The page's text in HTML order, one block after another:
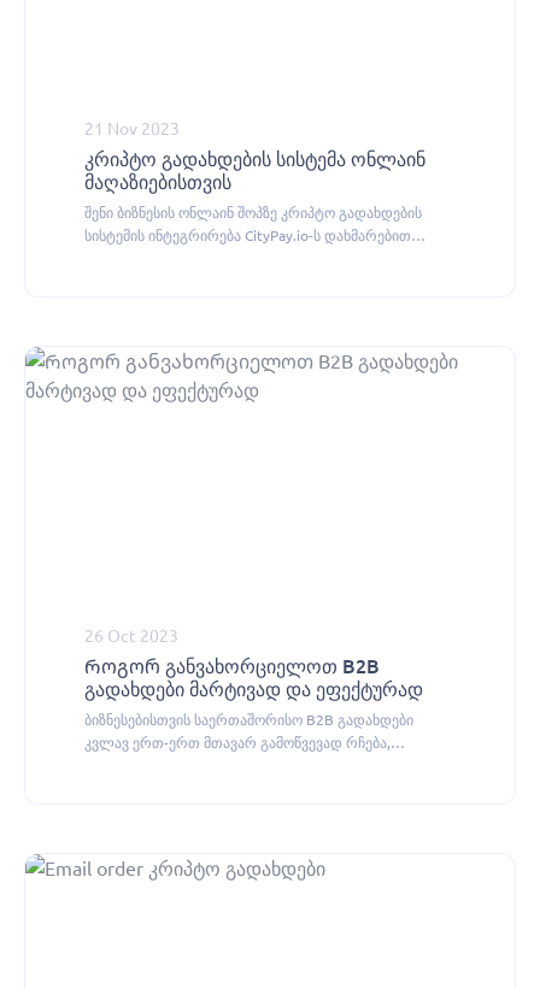
კრიპტო გადახდების სისტემა ონლაინ
მაღაზიებისთვის
შენი ბიზნესის ონლაინ შოპზე კრიპტო გადახდების
სისტემის ინტეგრირება CityPay.io-ს დახმარებით
21 Nov 2023
Როგორ განვახორციელოთ B2B
გადახდები მარტივად და ეფექტურად
ბიზნესებისთვის საერთაშორისო B2B გადახდები
კვლავ ერთ-ერთ მთავარ გამოწვევად რჩება,
26 Oct 2023